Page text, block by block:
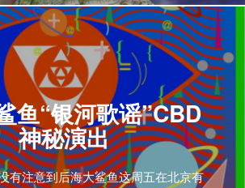
鱼“银河歌谣”CBD
神秘演出
有注意到后海大鲨鱼这周五在北京有